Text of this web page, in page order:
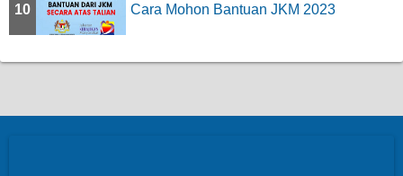
10 Cara Mohon Bantuan JKM 2023